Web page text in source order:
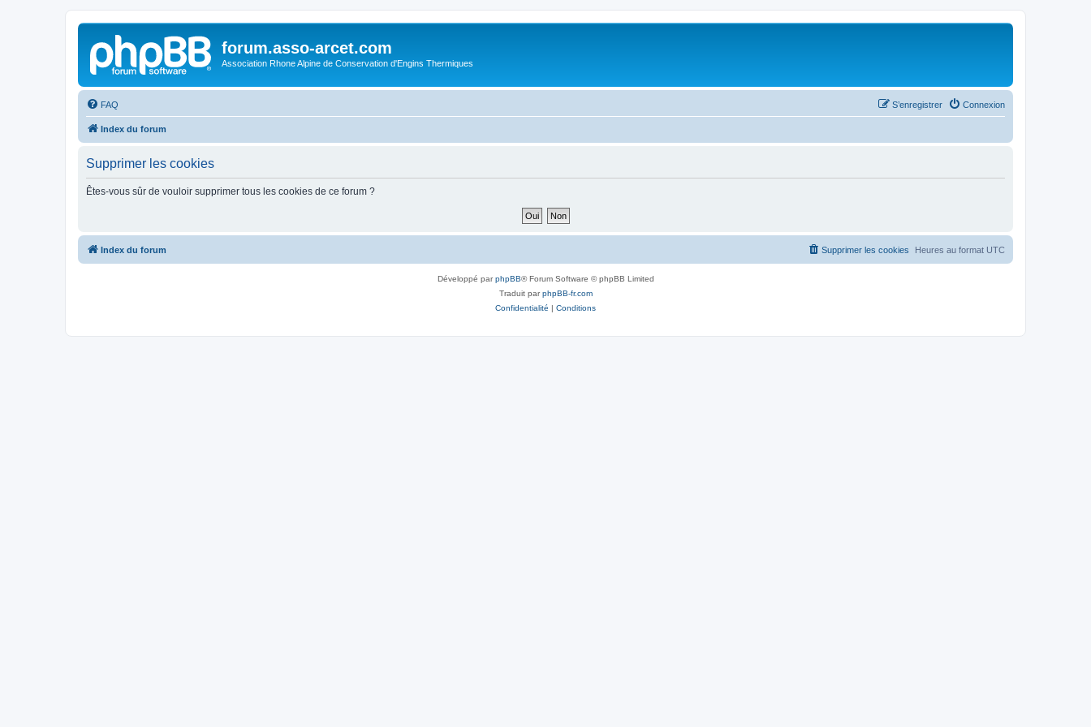
forum.asso-arcet.com
Association Rhone Alpine de Conservation d'Engins Thermiques
FAQ Connexion
S’enregistrer
Index du forum
Supprimer les cookies
Êtes-vous sûr de vouloir supprimer tous les cookies de ce forum ?
Index du forum Heures au format UTC
Supprimer les cookies
Développé parphpBB® Forum Software © phpBB Limited
Traduit parphpBB-fr.com
Confidentialité | Conditions